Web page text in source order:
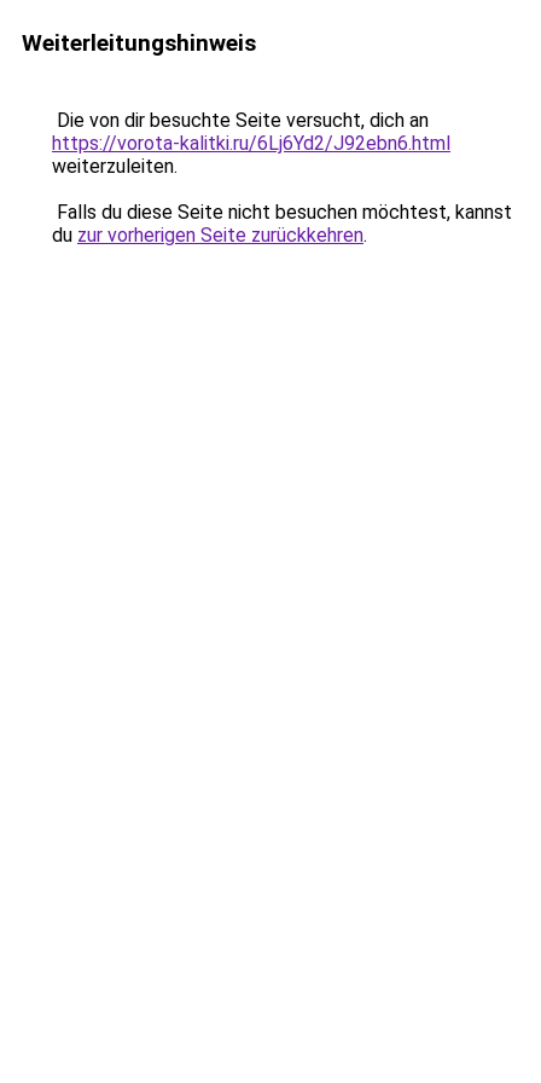
Weiterleitungshinweis
Die von dir besuchte Seite versucht, dich an
https://vorota-kalitki.ru/6Lj6Yd2/J92ebn6.html
weiterzuleiten.
Falls du diese Seite nicht besuchen möchtest, kannst
du zur vorherigen Seite zurückkehren.